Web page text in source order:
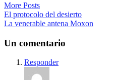
More Posts
Navegación
de
entradas
El protocolo del desierto
La venerable antena Moxon
Un comentario
Responder